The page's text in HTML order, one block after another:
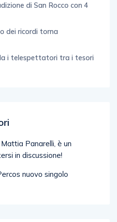
di San Rocco con 4
dei ricordi torna
i telespettatori tra i tesori
Mattia Panarelli, è un
in discussione!
nuovo singolo